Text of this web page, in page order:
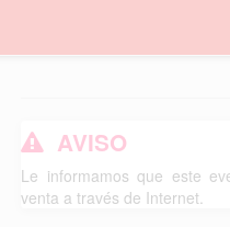
AVISO
Le informamos que este
venta a través de Internet.